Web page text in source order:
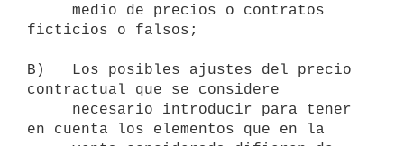
ficticios o falsos;
B)   Los posibles ajustes del precio
contractual que se considere
en cuenta los elementos que en la